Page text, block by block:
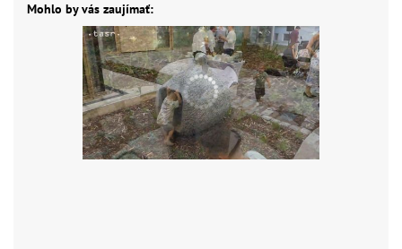
Mohlo by vás zaujímať: